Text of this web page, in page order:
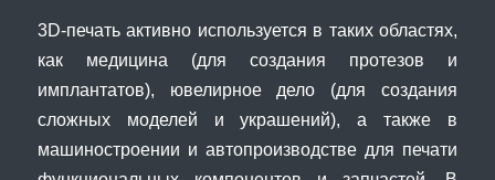
3D-печать активно используется в таких областях,
как медицина (для создания протезов и
имплантатов), ювелирное дело (для создания
сложных моделей и украшений), а также в
машиностроении и автопроизводстве для печати